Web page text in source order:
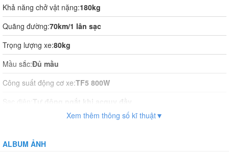
Khả năng chở vật nặng:180kg
Quãng đường:70km/1 lân sạc
Trọng lượng xe:80kg
Mầu sắc:Đủ mầu
Công suất động cơ xe:TF5 800W
Sạc điện: Tự động ngắt khi acquy đầy
5-6 tiếng
Vận hành: Tự động hoàn toàn
Xem thêm thông số kĩ thuật▼
ALBUM ẢNH